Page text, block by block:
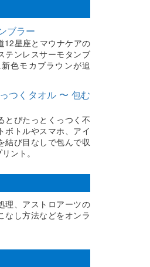
ブラー
12星座とマウナケアの
テンレスサーモタンブ
色モカブラウンが追
つくタオル 〜 包む
とぴたっとくっつく不
ボトルやスマホ、アイ
結び目なしで包んで収
ント。
理、アストロアーツの
なし方法などをオンラ